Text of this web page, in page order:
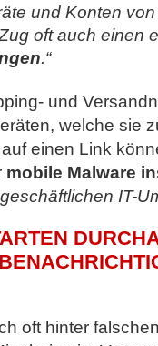
und Konten
oft auch einen
.“
und
welche sie
einen Link
mobile Malware
IT-
oft hinter